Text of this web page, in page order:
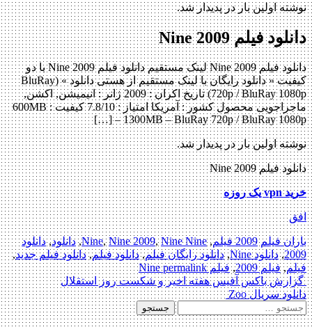
نوشته اولین بار در پدیدار شد.
دانلود فیلم Nine 2009
دانلود فیلم Nine 2009 لینک مستقیم دانلود فیلم Nine 2009 با دو
کیفیت « دانلود رایگان با لینک مستقیم از هستی دانلود » (BluRay
720p / BluRay 1080p) تاریخ اکران : 2009 ژانر : انیمیشن, اکشن,
ماجراجویی محصول کشور : آمریکا امتیاز : 7.8/10 کیفیت : 600MB
– 1300MB – BluRay 720p / BluRay 1080p […]
نوشته اولین بار در پدیدار شد.
دانلود فیلم Nine 2009
خرید vpn یک روزه
افق
باران فیلم 2009 فیلم ,
Nine,Nine 2009,Nine Nine
,دانلود,دانلود
2009
,دانلود Nine ,دانلود رایگان فیلم,دانلود فیلم,دانلود فیلم جدید,
فیلم, فیلم 2009 ,فیلم Ninepermalink
Post
navigation
گزارش باکس ‌آفیس هفته‌ اخیر و شکست روز استقلال
دانلود سریال Zoo
جستجو
برای: